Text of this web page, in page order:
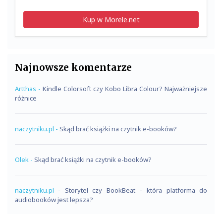
Kup w Morele.net
Najnowsze komentarze
Artthas - Kindle Colorsoft czy Kobo Libra Colour? Najważniejsze
różnice
naczytniku.pl - Skąd brać książki na czytnik e-booków?
Olek - Skąd brać książki na czytnik e-booków?
naczytniku.pl - Storytel czy BookBeat – która platforma do
audiobooków jest lepsza?